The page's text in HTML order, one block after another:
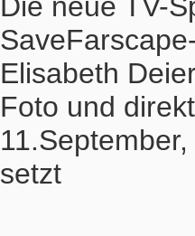
Die neue TV-
Elisabeth
Foto und
setzt